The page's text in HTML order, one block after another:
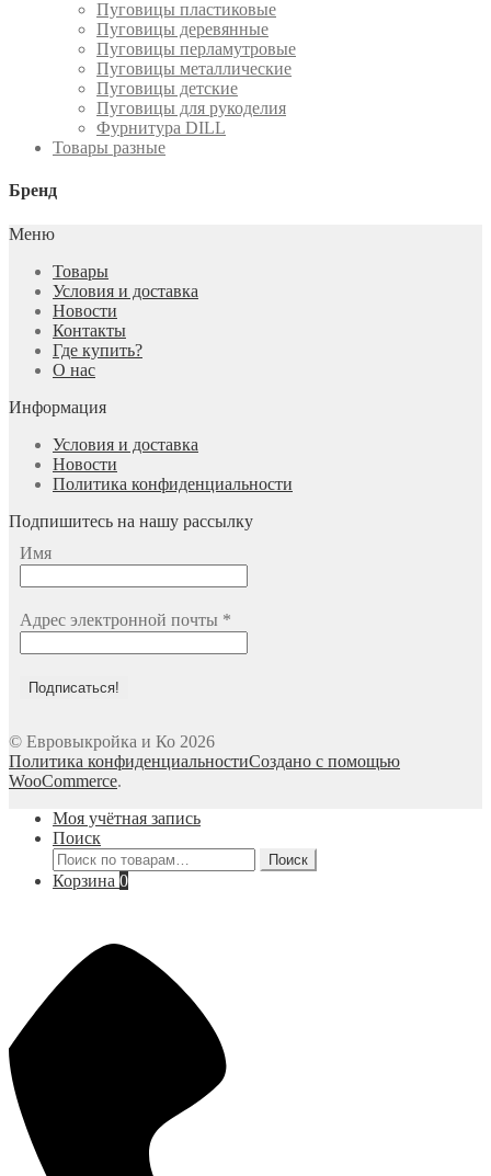
Пуговицы пластиковые
Пуговицы деревянные
Пуговицы перламутровые
Пуговицы металлические
Пуговицы детские
Пуговицы для рукоделия
Фурнитура DILL
Товары разные
Бренд
Меню
Товары
Условия и доставка
Новости
Контакты
Где купить?
О нас
Информация
Условия и доставка
Новости
Политика конфиденциальности
Подпишитесь на нашу рассылку
Имя
Адрес электронной почты *
© Евровыкройка и Ко 2026
Политика конфиденциальностиСоздано с помощью
WooCommerce.
Моя учётная запись
Поиск
Искать:
Поиск
Корзина 0